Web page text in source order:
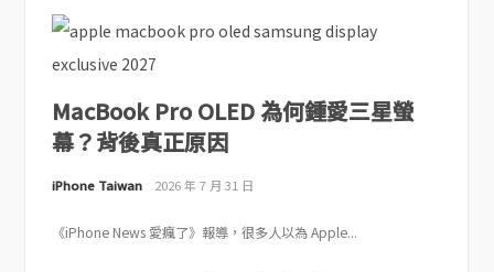
MacBook Pro OLED 為何鍾愛三星螢
幕？背後真正原因
iPhone Taiwan 2026 年 7 月 31 日
《iPhone News 愛瘋了》報導，很多人以為 Apple...